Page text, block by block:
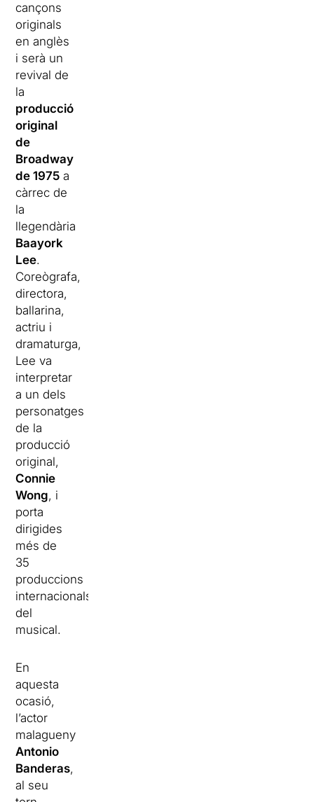
cançons
originals
en anglès
i serà un
revival de
la
producció
original
de
Broadway
de 1975 a
càrrec de
la
llegendària
Baayork
Lee.
Coreògrafa,
directora,
ballarina,
actriu i
dramaturga,
Lee va
interpretar
a un dels
personatges
de la
producció
original,
Connie
Wong, i
porta
dirigides
més de
35
produccions
internacionals
del
musical.
En
aquesta
ocasió,
l’actor
malagueny
Antonio
Banderas,
al seu